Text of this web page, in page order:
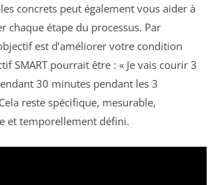
concrets peut également vous aider à
chaque étape du processus. Par
est d’améliorer votre condition
SMART pourrait être : « Je vais courir 3
30 minutes pendant les 3
reste spécifique, mesurable,
et temporellement défini.